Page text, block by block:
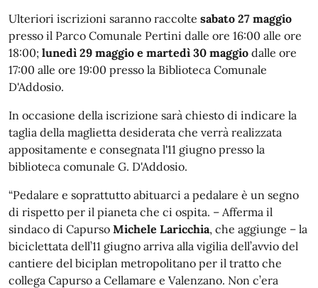
Ulteriori iscrizioni saranno raccolte sabato 27 maggio
presso il Parco Comunale Pertini dalle ore 16:00 alle ore
18:00; lunedì 29 maggio e martedì 30 maggio dalle ore
17:00 alle ore 19:00 presso la Biblioteca Comunale
D'Addosio.
In occasione della iscrizione sarà chiesto di indicare la
taglia della maglietta desiderata che verrà realizzata
appositamente e consegnata l'11 giugno presso la
biblioteca comunale G. D'Addosio.
“Pedalare e soprattutto abituarci a pedalare è un segno
di rispetto per il pianeta che ci ospita. – Afferma il
sindaco di Capurso Michele Laricchia, che aggiunge – la
biciclettata dell’11 giugno arriva alla vigilia dell’avvio del
cantiere del biciplan metropolitano per il tratto che
collega Capurso a Cellamare e Valenzano. Non c’era